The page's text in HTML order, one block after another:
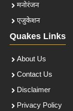
मनोरंजन
एजुकेशन
Quakes Links
About Us
Contact Us
Disclaimer
Privacy Policy